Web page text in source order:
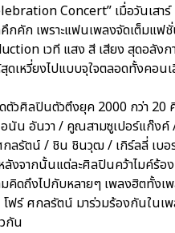
Concert” เมื่อวันเสา
คัก เพราะแฟนเพลงจัดเต็มแฟ
เวที แสง สี เสียง สุดอลังก
เหวี่ยงไปแบบจุใจตลอดทั้งคอน
ตัวศิลปินตัวตึงยุค 2000 กว่า
นัน อันวา / คูณสามซูเปอร์แก๊งค์
รัตน์ / ชิน ชินวุฒ / เกิร์ลลี่ เบอ
งจากนั้นแต่ละศิลปินคว้าไมค์ร้อ
คิดถึงไปกับหลายๆ เพลงฮิตทั้งเ
ฟร์ ศกลรัตน์ มาร่วมร้องกันในเ
กัน